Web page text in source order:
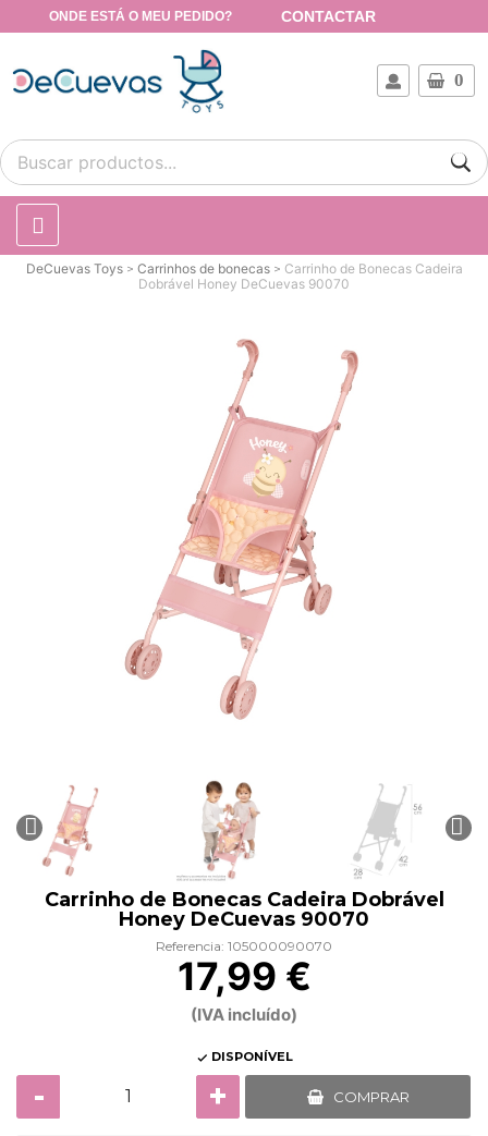
ONDE ESTÁ O MEU PEDIDO? CONTACTAR
0
DeCuevas Toys Carrinhos de bonecas
Carrinho de Bonecas Cadeira
Dobrável Honey DeCuevas 90070
Carrinho de Bonecas Cadeira Dobrável
Honey DeCuevas 90070
Referencia: 105000090070
17,99 €
(IVA incluído)
 DISPONÍVEL
- + COMPRAR